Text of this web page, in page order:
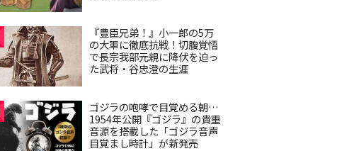
『豊臣兄弟！』小一郎の5万
の大軍に徹底抗戦！切腹覚悟
で長宗我部元親に降伏を迫っ
た武将・谷忠澄の生涯
ゴジラの咆哮で目覚める朝…
1954年公開『ゴジラ』の貴重
音源を搭載した「ゴジラ音声
目覚まし時計」が新発売